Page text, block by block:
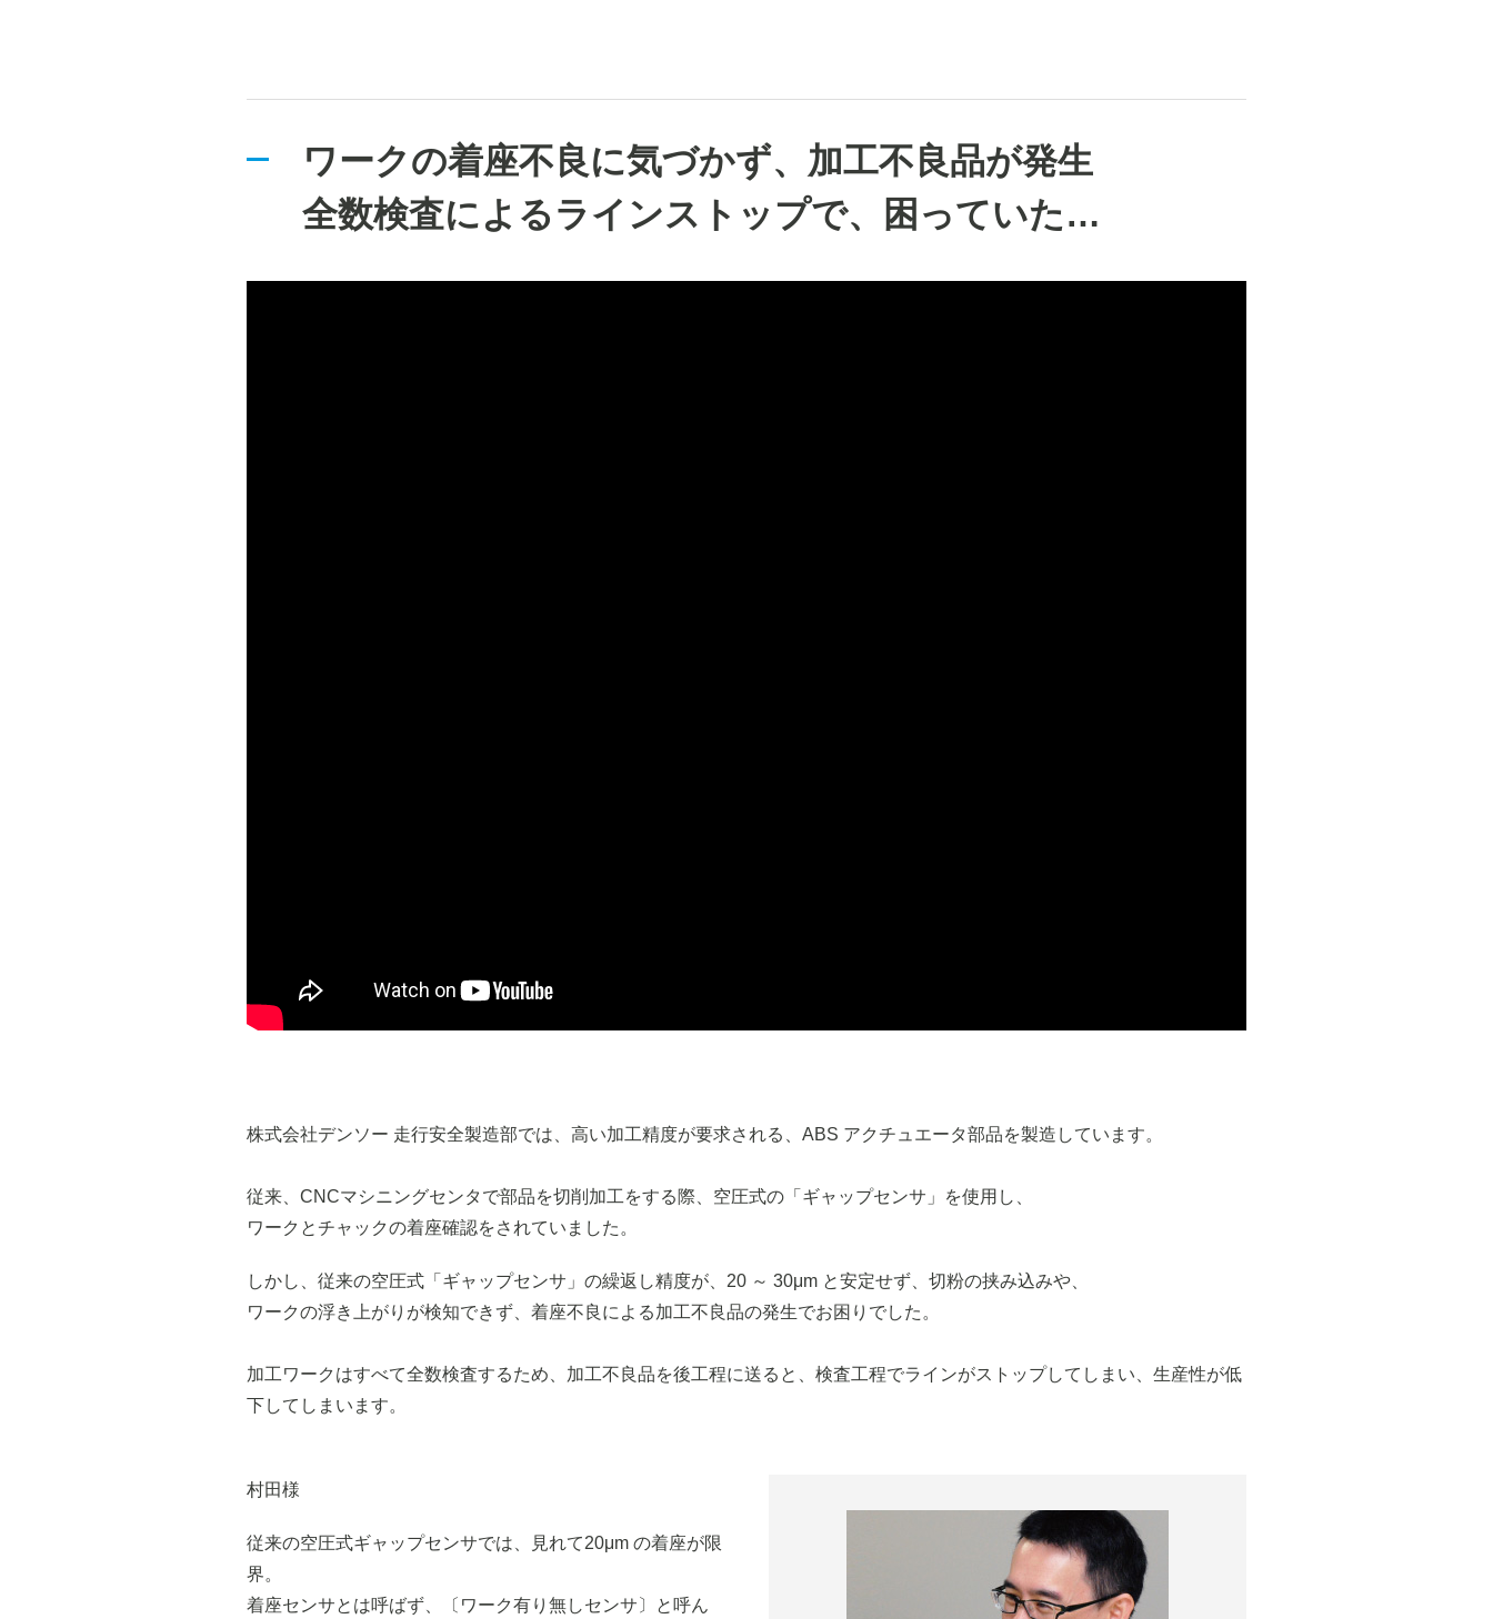
ワークの着座不良に気づかず、加工不良品が発生
全数検査によるラインストップで、困っていた…
株式会社デンソー 走行安全製造部では、高い加工精度が要求される、ABS アクチュエータ部品を製造しています。
従来、CNCマシニングセンタで部品を切削加工をする際、空圧式の「ギャップセンサ」を使用し、
ワークとチャックの着座確認をされていました。
しかし、従来の空圧式「ギャップセンサ」の繰返し精度が、20 ～ 30μm と安定せず、切粉の挟み込みや、
ワークの浮き上がりが検知できず、着座不良による加工不良品の発生でお困りでした。
加工ワークはすべて全数検査するため、加工不良品を後工程に送ると、検査工程でラインがストップしてしまい、生産性が低
下してしまいます。
村田様
従来の空圧式ギャップセンサでは、見れて20μm の着座が限
界。
着座センサとは呼ばず、〔ワーク有り無しセンサ〕と呼ん